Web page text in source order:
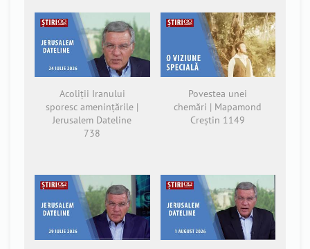
Acoliții Iranului
sporesc amenințările |
Jerusalem Dateline
738
Povestea unei
chemări | Mapamond
Creștin 1149